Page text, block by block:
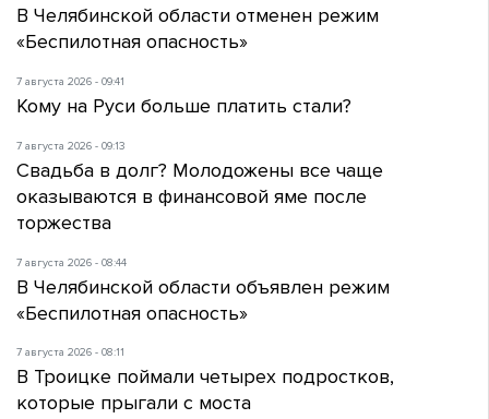
В Челябинской области отменен режим
«Беспилотная опасность»
7 августа 2026 - 09:41
Кому на Руси больше платить стали?
7 августа 2026 - 09:13
Свадьба в долг? Молодожены все чаще
оказываются в финансовой яме после
торжества
7 августа 2026 - 08:44
В Челябинской области объявлен режим
«Беспилотная опасность»
7 августа 2026 - 08:11
В Троицке поймали четырех подростков,
которые прыгали с моста